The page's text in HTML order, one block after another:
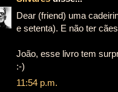
Dear (friend) uma
e setenta). E não ter
João, esse livro tem
:-)
11:54 p.m.